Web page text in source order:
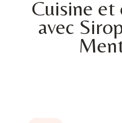
Cuisine et
avec